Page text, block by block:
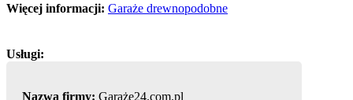
Więcej informacji: Garaże drewnopodobne
Nazwa firmy: Garaże24.com.pl